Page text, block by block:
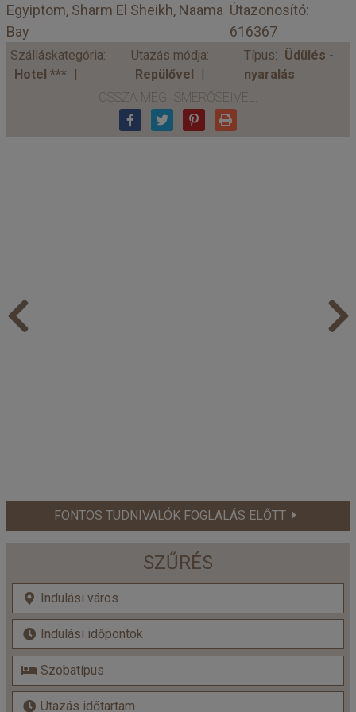
Egyiptom, Sharm El Sheikh, Naama
Bay
Útazonosító:
616367
Szálláskategória:
Hotel ***
Utazás módja:
Repülővel
Típus: Üdülés -
nyaralás
OSSZA MEG ISMERŐSEIVEL:
FONTOS TUDNIVALÓK FOGLALÁS ELŐTT
SZŰRÉS